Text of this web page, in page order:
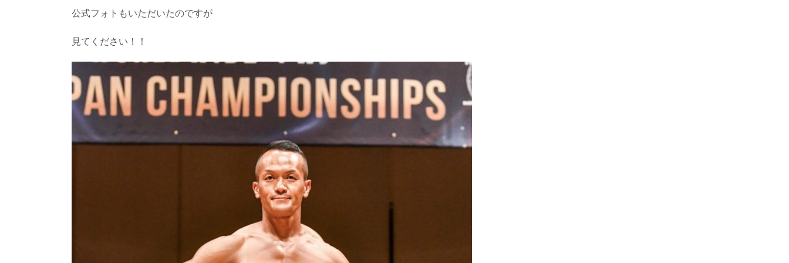
公式フォトもいただいたのですが
見てください！！